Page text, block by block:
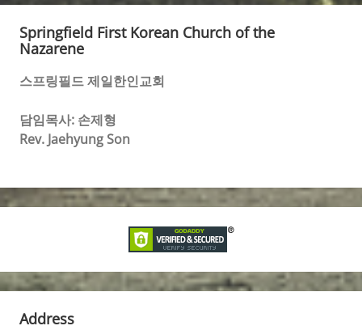
Springfield First Korean Church of the
Nazarene
스프링필드 제일한인교회
담임목사: 손제형
Rev. Jaehyung Son
Address